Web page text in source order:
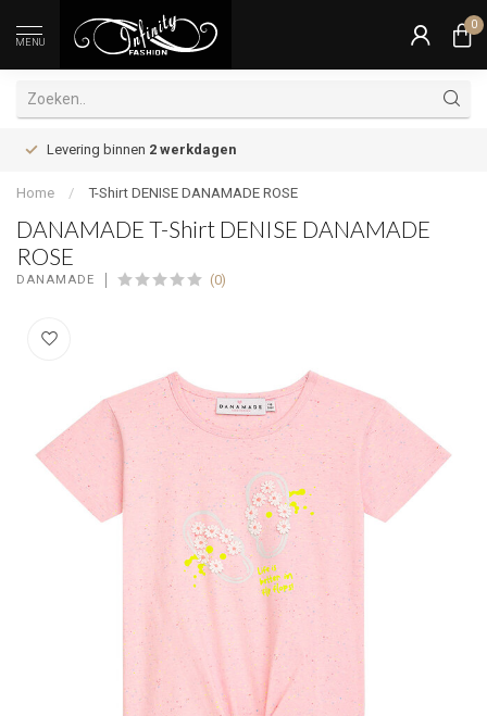
MENU
0
Levering binnen 2 werkdagen
Home / T-Shirt DENISE DANAMADE ROSE
DANAMADE T-Shirt DENISE DANAMADE
ROSE
DANAMADE (0)